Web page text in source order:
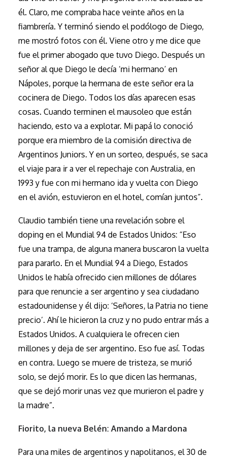
él. Claro, me compraba hace veinte años en la
fiambrería. Y terminó siendo el podólogo de Diego,
me mostró fotos con él. Viene otro y me dice que
fue el primer abogado que tuvo Diego. Después un
señor al que Diego le decía ‘mi hermano’ en
Nápoles, porque la hermana de este señor era la
cocinera de Diego. Todos los días aparecen esas
cosas. Cuando terminen el mausoleo que están
haciendo, esto va a explotar. Mi papá lo conoció
porque era miembro de la comisión directiva de
Argentinos Juniors. Y en un sorteo, después, se saca
el viaje para ir a ver el repechaje con Australia, en
1993 y fue con mi hermano ida y vuelta con Diego
en el avión, estuvieron en el hotel, comían juntos”.
Claudio también tiene una revelación sobre el
doping en el Mundial 94 de Estados Unidos: “Eso
fue una trampa, de alguna manera buscaron la vuelta
para pararlo. En el Mundial 94 a Diego, Estados
Unidos le había ofrecido cien millones de dólares
para que renuncie a ser argentino y sea ciudadano
estadounidense y él dijo: ‘Señores, la Patria no tiene
precio’. Ahí le hicieron la cruz y no pudo entrar más a
Estados Unidos. A cualquiera le ofrecen cien
millones y deja de ser argentino. Eso fue así. Todas
en contra. Luego se muere de tristeza, se murió
solo, se dejó morir. Es lo que dicen las hermanas,
que se dejó morir unas vez que murieron el padre y
la madre”.
Fiorito, la nueva Belén: Amando a Mardona
Para una miles de argentinos y napolitanos, el 30 de